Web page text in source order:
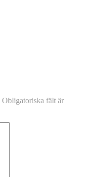
Obligatoriska fält är